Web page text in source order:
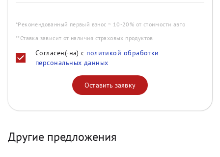
*Рекомендованный первый взнос ~ 10-20% от стоимости авто
**Ставка зависит от наличия страховых продуктов
Согласен(-на) с политикой обработки
персональных данных
Оставить заявку
Другие предложения